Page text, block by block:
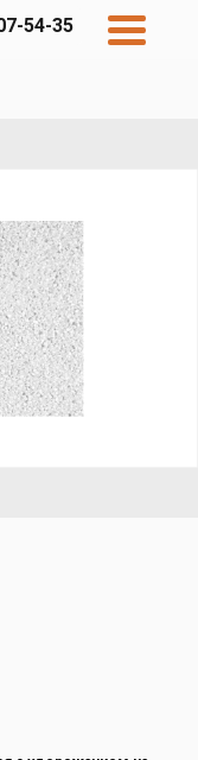
54-35
Бетэко